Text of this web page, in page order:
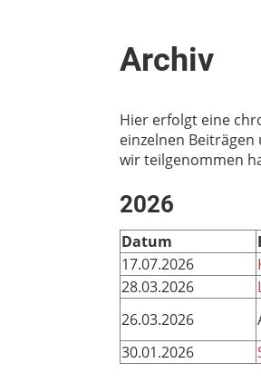
Archiv
Hier erfolgt eine
einzelnen
wir teilgenommen
2026
Datum
17.07.2026
28.03.2026
26.03.2026
30.01.2026